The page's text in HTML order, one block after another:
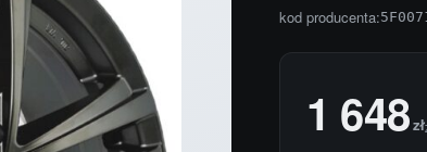
kod producenta:
1 648zł